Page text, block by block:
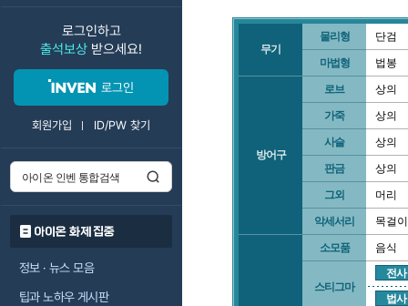
로그인하고
출석보상 받으세요!
로그인
회원가입 ID/PW 찾기
아이온 화제 집중
정보 · 뉴스 모음
팁과 노하우 게시판
무기
물리형 단검
마법형 법봉
방어구
로브 상의
가죽 상의
사슬 상의
판금 상의
그외 머리
악세서리 목걸이
소모품 음식
스티그마
전사
법사